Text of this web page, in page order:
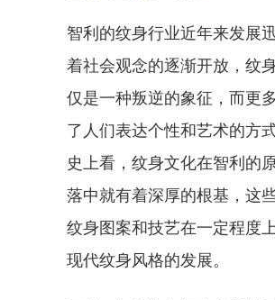
智利的纹身行业近年来发展
着社会观念的逐渐开放，纹
仅是一种叛逆的象征，而更
了人们表达个性和艺术的方
史上看，纹身文化在智利的
落中就有着深厚的根基，这
纹身图案和技艺在一定程度
现代纹身风格的发展。